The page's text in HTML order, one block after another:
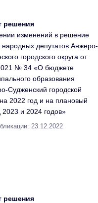
решения
изменений в решение
народных депутатов Анжеро-
городского округа от
№ 34 «О бюджете
образования
Судженский городской
2022 год и на плановый
2023 и 2024 годов»
23.12.2022
решения